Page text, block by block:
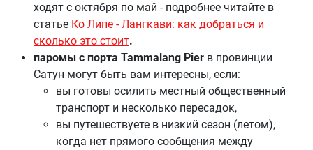
ходят с октября по май - подробнее читайте в
статье Ко Липе - Лангкави: как добраться и
сколько это стоит.
паромы с порта Tammalang Pier в провинции
Сатун могут быть вам интересны, если:
вы готовы осилить местный общественный
транспорт и несколько пересадок,
вы путешествуете в низкий сезон (летом),
когда нет прямого сообщения между